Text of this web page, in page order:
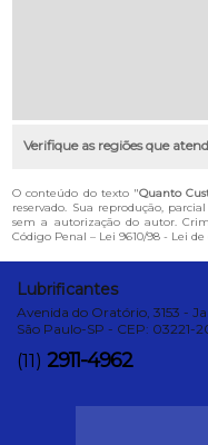
Verifique as regiões que
O conteúdo do texto "Quanto
reservado. Sua reprodução,
sem a autorização do autor.
Código Penal – Lei 9610/98 - Lei
Lubrificantes
Avenida do Oratório, 3153 -
São Paulo-SP - CEP: 03221-
(11) 2911-4962